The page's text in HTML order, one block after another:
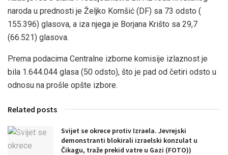
naroda u prednosti je Željko Komšić (DF) sa 73 odsto (
155.396) glasova, a iza njega je Borjana Krišto sa 29,7
(66.521) glasova.
Prema podacima Centralne izborne komisije izlaznost je
bila 1.644.044 glasa (50 odsto), što je pad od četiri odsto u
odnosu na prošle opšte izbore.
Related posts
Svijet se okrece protiv Izraela. Jevrejski
demonstranti blokirali izraelski konzulat u
Čikagu, traže prekid vatre u Gazi (FOTO))